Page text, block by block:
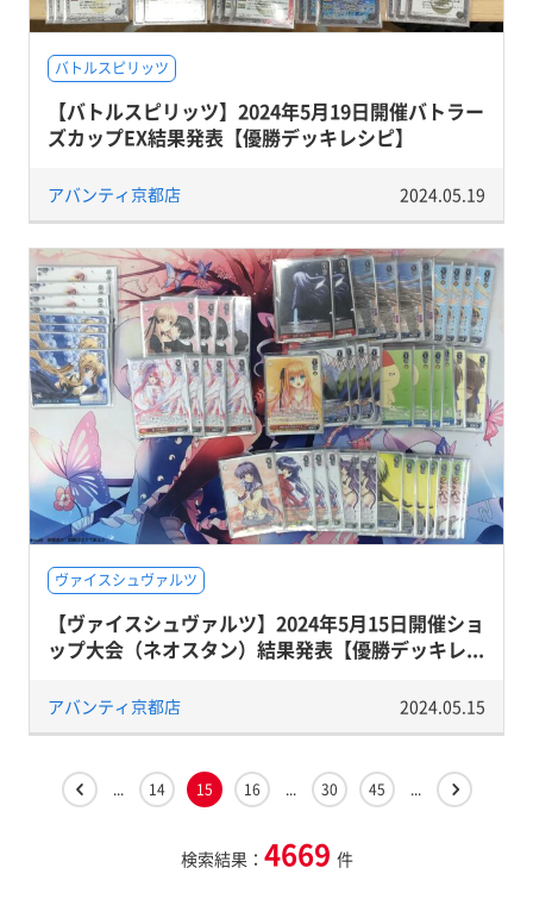
バトルスピリッツ
【バトルスピリッツ】2024年5月19日開催バトラー
ズカップEX結果発表【優勝デッキレシピ】
アバンティ京都店 2024.05.19
ヴァイスシュヴァルツ
【ヴァイスシュヴァルツ】2024年5月15日開催ショ
ップ大会（ネオスタン）結果発表【優勝デッキレ...
アバンティ京都店 2024.05.15
... 14 15 16 ... 30 45 ...
検索結果： 4669 件